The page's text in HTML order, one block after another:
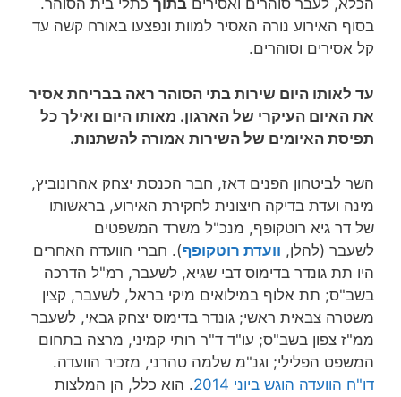
הכלא, לעבר סוהרים ואסירים בתוך כתלי בית הסוהר.
בסוף האירוע נורה האסיר למוות ונפצעו באורח קשה עד
קל אסירים וסוהרים.
עד לאותו היום שירות בתי הסוהר ראה בבריחת אסיר
את האיום העיקרי של הארגון. מאותו היום ואילך כל
תפיסת האיומים של השירות אמורה להשתנות.
השר לביטחון הפנים דאז, חבר הכנסת יצחק אהרונוביץ,
מינה ועדת בדיקה חיצונית לחקירת האירוע, בראשותו
של דר גיא רוטקופף, מנכ"ל משרד המשפטים
לשעבר (להלן, וועדת רוטקופף). חברי הוועדה האחרים
היו תת גונדר בדימוס דבי שגיא, לשעבר, רמ"ל הדרכה
בשב"ס; תת אלוף במילואים מיקי בראל, לשעבר, קצין
משטרה צבאית ראשי; גונדר בדימוס יצחק גבאי, לשעבר
ממ"ז צפון בשב"ס; עו"ד ד"ר רותי קמיני, מרצה בתחום
המשפט הפלילי; וגנ"מ שלמה טהרני, מזכיר הוועדה.
דו"ח הוועדה הוגש ביוני 2014
. הוא כלל, הן המלצות